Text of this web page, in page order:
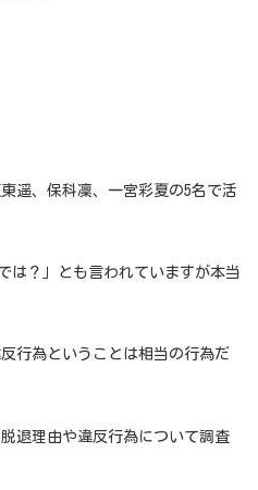
遥、保科凜、一宮彩夏の5名で活
は？」とも言われていますが本当
行為ということは相当の行為だ
退理由や違反行為について調査